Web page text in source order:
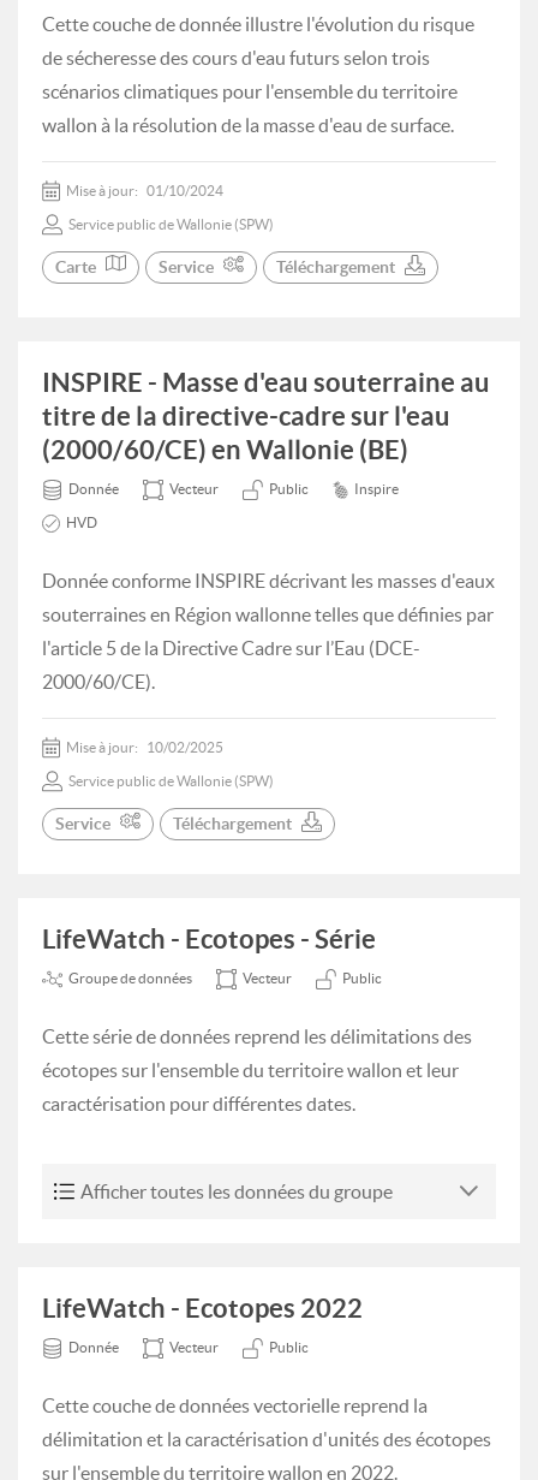
Cette couche de donnée illustre l'évolution du risque
de sécheresse des cours d'eau futurs selon trois
scénarios climatiques pour l'ensemble du territoire
wallon à la résolution de la masse d'eau de surface.
Mise à jour: 01/10/2024
Service public de Wallonie (SPW)
Carte Service Téléchargement
INSPIRE - Masse d'eau souterraine au
titre de la directive-cadre sur l'eau
(2000/60/CE) en Wallonie (BE)
Donnée Vecteur Public Inspire
HVD
Donnée conforme INSPIRE décrivant les masses d'eaux
souterraines en Région wallonne telles que définies par
l'article 5 de la Directive Cadre sur l’Eau (DCE-
2000/60/CE).
Mise à jour: 10/02/2025
Service public de Wallonie (SPW)
Service Téléchargement
LifeWatch - Ecotopes - Série
Groupe de données Vecteur Public
Cette série de données reprend les délimitations des
écotopes sur l'ensemble du territoire wallon et leur
caractérisation pour différentes dates.
Afficher toutes les données du groupe
LifeWatch - Ecotopes 2022
Donnée Vecteur Public
Cette couche de données vectorielle reprend la
délimitation et la caractérisation d'unités des écotopes
sur l'ensemble du territoire wallon en 2022.